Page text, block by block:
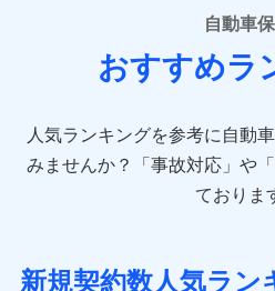
あいおいニッセイ同和損害保
(https://
アクサ損害保険株式会社
direct.co.jp/)
sompo.co.jp/)
東京海上ダイレクト損害保険
AIG損害保険株式会社
ジェイアイ傷害火災保険株式
自動車
おすすめラ
人気ランキングを参考に自動
みませんか？
「事故対応」や
ておりま
新規契約数人気ラン